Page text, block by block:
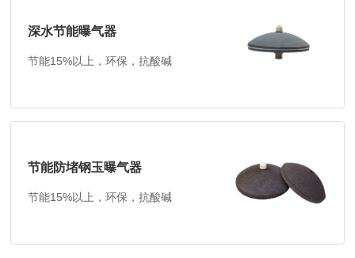
深水节能曝气器
节能15%以上，环保，抗酸碱
节能防堵钢玉曝气器
节能15%以上，环保，抗酸碱